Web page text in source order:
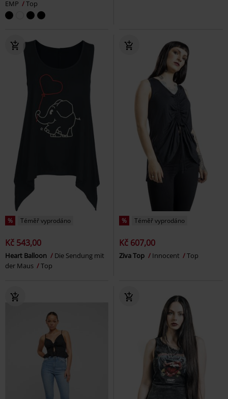
EMP
Top
% Téměř vyprodáno
Kč 543,00
Heart Balloon
Die Sendung mit
der Maus
Top
% Téměř vyprodáno
Kč 607,00
Ziva Top Innocent Top